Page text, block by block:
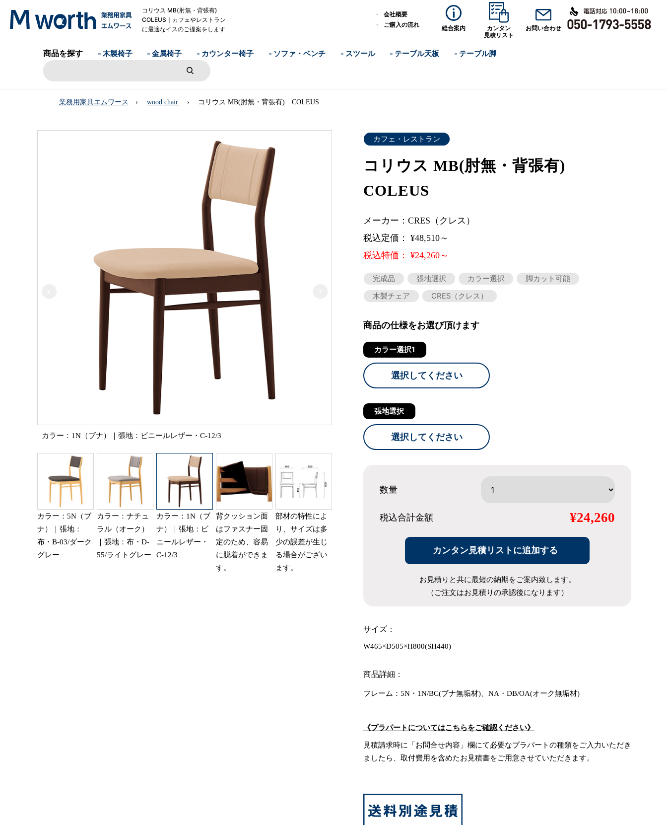
コリウス MB(肘無・背張有)
COLEUS｜カフェやレストラン
に最適なイスのご提案をします
会社概要
ご購入の流れ
総合案内
カンタン
見積リスト
お問い合わせ
商品を探す - 木製椅子 - 金属椅子 - カウンター椅子 - ソファ・ベンチ - スツール - テーブル天板 - テーブル脚
業務用家具エムワース wood chair コリウス MB(肘無・背張有) COLEUS
カラー：1N（ブナ）｜張地：ビニールレザー・C-12/3
カラー：5N（ブ
ナ）｜張地：
布・B-03/ダーク
グレー
カラー：ナチュ
ラル（オーク）
｜張地：布・D-
55/ライトグレー
カラー：1N（ブ
ナ）｜張地：ビ
ニールレザー・
C-12/3
背クッション面
はファスナー固
定のため、容易
に脱着ができま
す。
部材の特性によ
り、サイズは多
少の誤差が生じ
る場合がござい
ます。
カフェ・レストラン
コリウス MB(肘無・背張有)
COLEUS
メーカー：CRES（クレス）
税込定価： ¥48,510～
税込特価： ¥24,260～
完成品 張地選択 カラー選択
脚カット可能
木製チェア
CRES（クレス）
商品の仕様をお選び頂けます
カラー選択1
選択してください
張地選択
選択してください
数量
税込合計金額 ¥24,260
カンタン見積リストに追加する
お見積りと共に最短の納期をご案内致します。
（ご注文はお見積りの承認後になります）
サイズ：
W465×D505×H800(SH440)
商品詳細：
フレーム：5N・1N/BC(ブナ無垢材)、NA・DB/OA(オーク無垢材)
《プラパートについてはこちらをご確認ください》
見積請求時に「お問合せ内容」欄にて必要なプラパートの種類をご入力いただき
ましたら、取付費用を含めたお見積書をご用意させていただきます。